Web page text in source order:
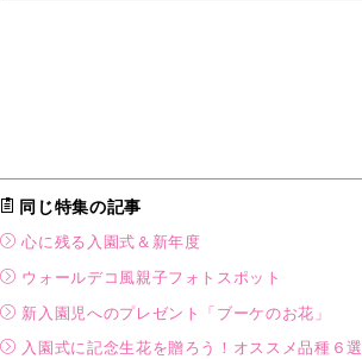
同じ特集の記事
心に残る入園式＆新年度
ウォールデコ風親子フォトスポット
新入園児へのプレゼント「ブーケのお花」
入園式に記念生花を贈ろう！オススメ品種６選